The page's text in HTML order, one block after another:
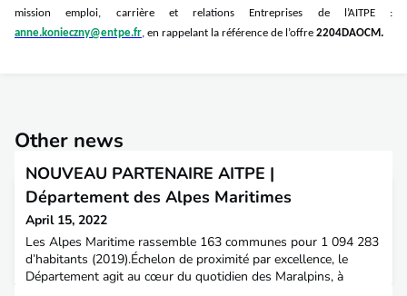
mission emploi, carrière et relations Entreprises de l’AITPE :
anne.konieczny@entpe.fr, en rappelant la référence de l’offre 2204DAOCM.
Other news
NOUVEAU PARTENAIRE AITPE |
Département des Alpes Maritimes
April 15, 2022
Les Alpes Maritime rassemble 163 communes pour 1 094 283
d’habitants (2019).Échelon de proximité par excellence, le
Département agit au cœur du quotidien des Maralpins, à